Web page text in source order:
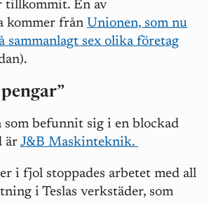
tillkommit. En av
kommer från Unionen, som nu
sammanlagt sex olika företag
som befunnit sig i en blockad
är J&B Maskinteknik.
i fjol stoppades arbetet med all
i Teslas verkstäder, som